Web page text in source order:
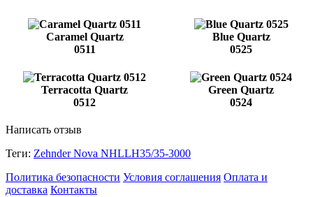
Caramel Quartz
0511
Blue Quartz
0525
Terracotta Quartz
0512
Green Quartz
0524
Написать отзыв
Теги: Zehnder Nova NHLLH35/35-3000
Политика безопасности Условия соглашения Оплата и
доставка Контакты